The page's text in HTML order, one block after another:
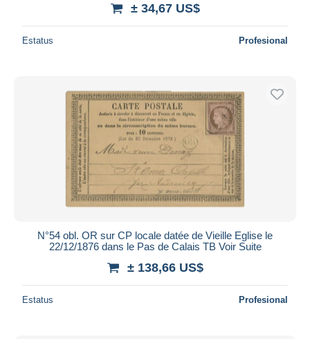
± 34,67 US$
Estatus Profesional
N°54 obl. OR sur CP locale datée de Vieille Eglise le
22/12/1876 dans le Pas de Calais TB Voir Suite
± 138,66 US$
Estatus Profesional